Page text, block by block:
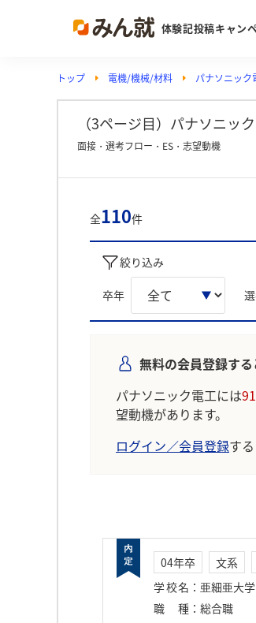
体験記投稿キャン
投
ラ
注
トップ 電機/機械/材料 パナソニック
（3ページ目）パナソニッ
面接・選考フロー・ES・志望動機
全110件
絞り込み
卒年
無料の会員登録する
パナソニック電工には
望動機があります。
ログイン／会員登録す
04年卒 文系
学校名 ： 亜細亜大学
職種 ： 総合職